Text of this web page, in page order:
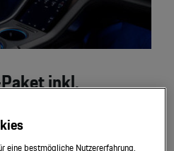
inkl.
BOSE® Surround Sound-